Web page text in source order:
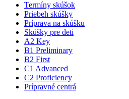
Termíny skúšok
Priebeh skúšky
Príprava na skúšku
Skúšky pre deti
A2 Key
B1 Preliminary
B2 First
C1 Advanced
C2 Proficiency
Prípravné centrá